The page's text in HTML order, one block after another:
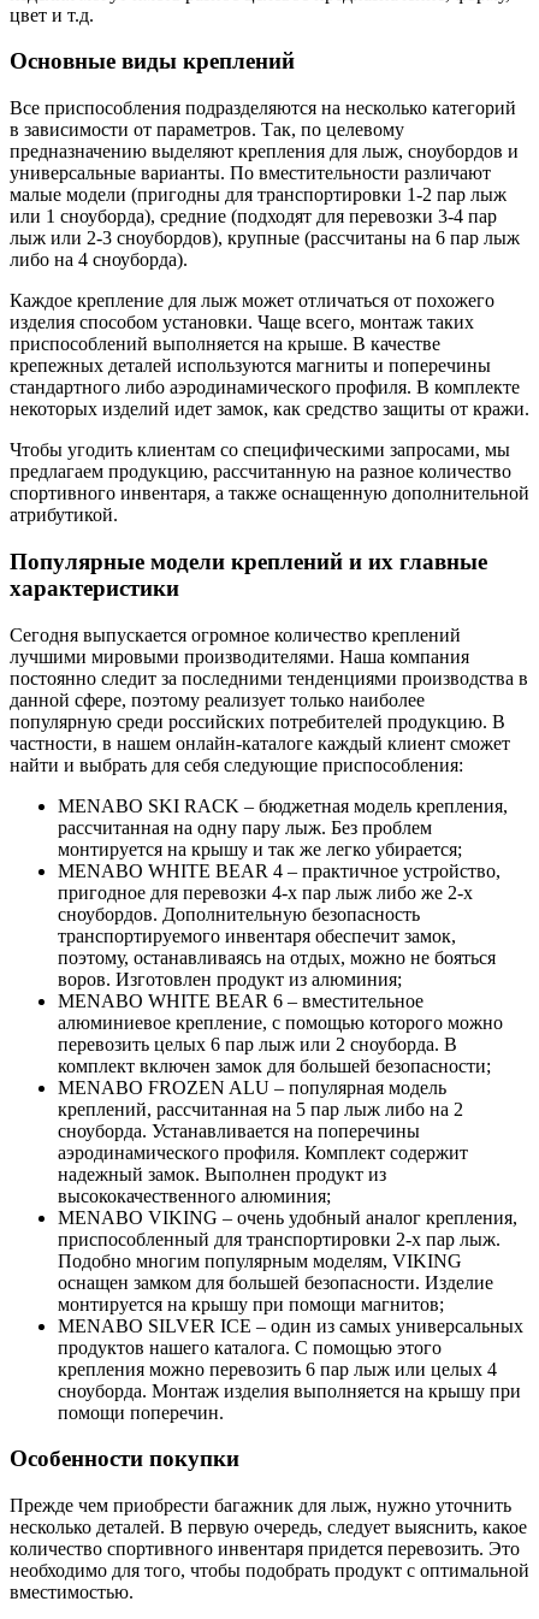
цвет и т.д.
Основные виды креплений
Все приспособления подразделяются на несколько категорий
в зависимости от параметров. Так, по целевому
предназначению выделяют крепления для лыж, сноубордов и
универсальные варианты. По вместительности различают
малые модели (пригодны для транспортировки 1-2 пар лыж
или 1 сноуборда), средние (подходят для перевозки 3-4 пар
лыж или 2-3 сноубордов), крупные (рассчитаны на 6 пар лыж
либо на 4 сноуборда).
Каждое крепление для лыж может отличаться от похожего
изделия способом установки. Чаще всего, монтаж таких
приспособлений выполняется на крыше. В качестве
крепежных деталей используются магниты и поперечины
стандартного либо аэродинамического профиля. В комплекте
некоторых изделий идет замок, как средство защиты от кражи.
Чтобы угодить клиентам со специфическими запросами, мы
предлагаем продукцию, рассчитанную на разное количество
спортивного инвентаря, а также оснащенную дополнительной
атрибутикой.
Популярные модели креплений и их главные
характеристики
Сегодня выпускается огромное количество креплений
лучшими мировыми производителями. Наша компания
постоянно следит за последними тенденциями производства в
данной сфере, поэтому реализует только наиболее
популярную среди российских потребителей продукцию. В
частности, в нашем онлайн-каталоге каждый клиент сможет
найти и выбрать для себя следующие приспособления:
MENABO SKI RACK – бюджетная модель крепления,
рассчитанная на одну пару лыж. Без проблем
монтируется на крышу и так же легко убирается;
MENABO WHITE BEAR 4 – практичное устройство,
пригодное для перевозки 4-х пар лыж либо же 2-х
сноубордов. Дополнительную безопасность
транспортируемого инвентаря обеспечит замок,
поэтому, останавливаясь на отдых, можно не бояться
воров. Изготовлен продукт из алюминия;
MENABO WHITE BEAR 6 – вместительное
алюминиевое крепление, с помощью которого можно
перевозить целых 6 пар лыж или 2 сноуборда. В
комплект включен замок для большей безопасности;
MENABO FROZEN ALU – популярная модель
креплений, рассчитанная на 5 пар лыж либо на 2
сноуборда. Устанавливается на поперечины
аэродинамического профиля. Комплект содержит
надежный замок. Выполнен продукт из
высококачественного алюминия;
MENABO VIKING – очень удобный аналог крепления,
приспособленный для транспортировки 2-х пар лыж.
Подобно многим популярным моделям, VIKING
оснащен замком для большей безопасности. Изделие
монтируется на крышу при помощи магнитов;
MENABO SILVER ICE – один из самых универсальных
продуктов нашего каталога. С помощью этого
крепления можно перевозить 6 пар лыж или целых 4
сноуборда. Монтаж изделия выполняется на крышу при
помощи поперечин.
Особенности покупки
Прежде чем приобрести багажник для лыж, нужно уточнить
несколько деталей. В первую очередь, следует выяснить, какое
количество спортивного инвентаря придется перевозить. Это
необходимо для того, чтобы подобрать продукт с оптимальной
вместимостью.